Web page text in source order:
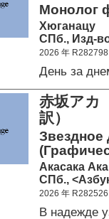
Монолог
Хюганацу
СПб., Изд-
2026 年 R282798
День за
赤坂ア
訳）
Звездное
Акасака Ака
СПб.,
2026 年 R282526
В надежде